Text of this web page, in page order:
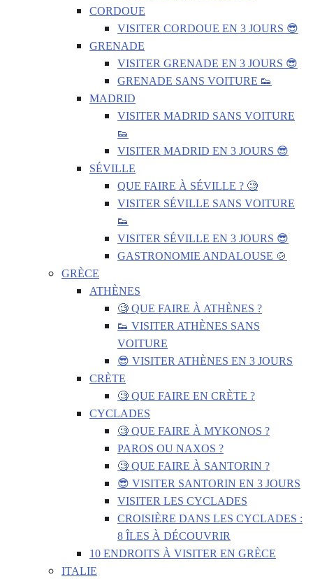
CORDOUE
VISITER CORDOUE EN 3 JOURS 😎
GRENADE
VISITER GRENADE EN 3 JOURS 😎
GRENADE SANS VOITURE 👟
MADRID
VISITER MADRID SANS VOITURE
👟
VISITER MADRID EN 3 JOURS 😎
SÉVILLE
QUE FAIRE À SÉVILLE ? 🧐
VISITER SÉVILLE SANS VOITURE
👟
VISITER SÉVILLE EN 3 JOURS 😎
GASTRONOMIE ANDALOUSE 🍲
GRÈCE
ATHÈNES
🧐 QUE FAIRE À ATHÈNES ?
👟 VISITER ATHÈNES SANS
VOITURE
😎 VISITER ATHÈNES EN 3 JOURS
CRÈTE
🧐 QUE FAIRE EN CRÈTE ?
CYCLADES
🧐 QUE FAIRE À MYKONOS ?
PAROS OU NAXOS ?
🧐 QUE FAIRE À SANTORIN ?
😎 VISITER SANTORIN EN 3 JOURS
VISITER LES CYCLADES
CROISIÈRE DANS LES CYCLADES :
8 ÎLES À DÉCOUVRIR
10 ENDROITS À VISITER EN GRÈCE
ITALIE